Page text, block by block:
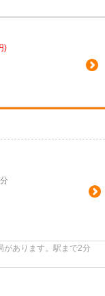
)
があります。駅まで2分